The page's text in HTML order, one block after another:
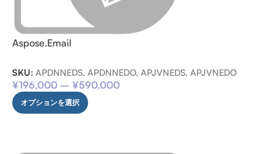
Aspose.Email
SKU: APDNNEDS, APDNNEDO, APJVNEDS, APJVNEDO
¥196,000 – ¥590,000
オプションを選択